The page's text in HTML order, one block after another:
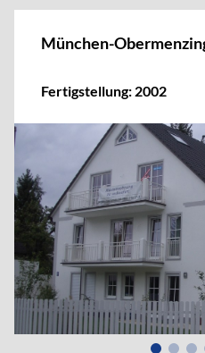
München-
Fertigstellung: 2002